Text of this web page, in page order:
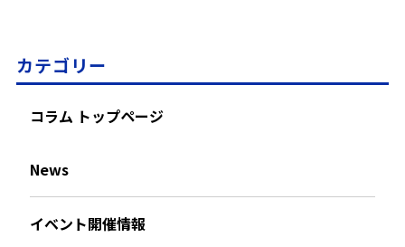
カテゴリー
コラム トップページ
News
イベント開催情報